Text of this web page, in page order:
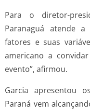
Para o diretor-
Paranaguá atende a
fatores e suas
americano a
evento”, afirmou.
Garcia apresentou
Paraná vem